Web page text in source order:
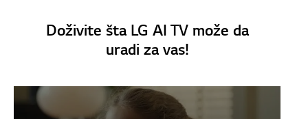
Doživite šta LG AI TV može da
uradi za vas!